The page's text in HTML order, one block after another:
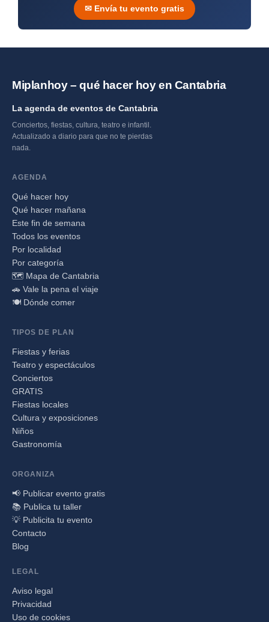
✉ Envía tu evento gratis
Miplanhoy – qué hacer hoy en Cantabria
La agenda de eventos de Cantabria
Conciertos, fiestas, cultura, teatro e infantil.
Actualizado a diario para que no te pierdas
nada.
AGENDA
Qué hacer hoy
Qué hacer mañana
Este fin de semana
Todos los eventos
Por localidad
Por categoría
🗺️ Mapa de Cantabria
🚗 Vale la pena el viaje
🍽️ Dónde comer
TIPOS DE PLAN
Fiestas y ferias
Teatro y espectáculos
Conciertos
GRATIS
Fiestas locales
Cultura y exposiciones
Niños
Gastronomía
ORGANIZA
📢 Publicar evento gratis
📚 Publica tu taller
💡 Publicita tu evento
Contacto
Blog
LEGAL
Aviso legal
Privacidad
Uso de cookies